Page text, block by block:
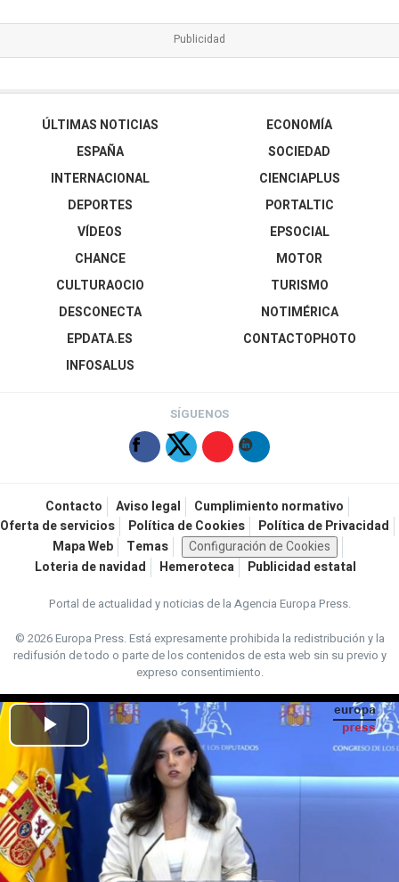
ÚLTIMAS NOTICIAS
ESPAÑA
INTERNACIONAL
DEPORTES
VÍDEOS
ECONOMÍA
SOCIEDAD
CIENCIAPLUS
PORTALTIC
EPSOCIAL
CHANCE
CULTURAOCIO
DESCONECTA
EPDATA.ES
INFOSALUS
MOTOR
TURISMO
NOTIMÉRICA
CONTACTOPHOTO
SÍGUENOS
Contacto Aviso legal
Cumplimiento normativo
Oferta de servicios
Política de Cookies
Política de Privacidad
Mapa Web
Temas
Configuración de Cookies
Loteria de navidad
Hemeroteca Publicidad estatal
Portal de actualidad y noticias de la Agencia Europa Press.
© 2026 Europa Press.Está expresamente prohibida la redistribución y la
redifusión de todo o parte de los contenidos de esta web sin su previo y
expreso consentimiento.